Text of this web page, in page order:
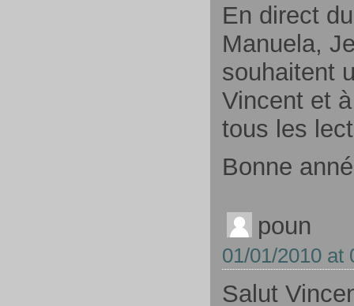
En direct
Manuela,
souhaitent
Vincent et à
tous les
Bonne
poun
01/01/2010 at
Salut